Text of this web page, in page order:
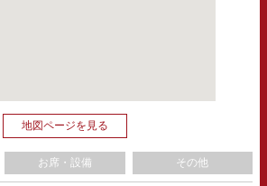
地図ページを見る
お席・設備 その他